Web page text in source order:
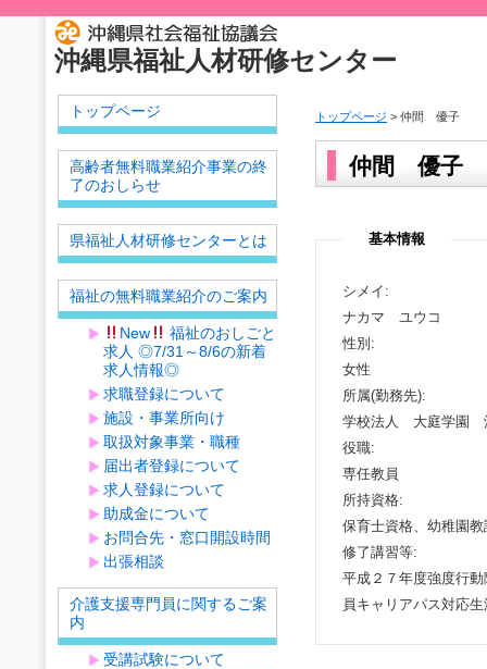
沖縄県福祉人材研修センター
トップページ > 仲間 優子
仲間 優子
基本情報
シメイ:
ナカマ ユウコ
性別:
女性
所属(勤務先):
学校法人 大庭学園
役職:
専任教員
所持資格:
保育士資格、幼稚園
修了講習等:
平成２７年度強度行
員キャリアパス対応
トップページ
高齢者無料職業紹介事業の終
了のおしらせ
県福祉人材研修センターとは
福祉の無料職業紹介のご案内
New
福祉のおしごと
求人 ◎7/31～8/6の新着
求人情報◎
求職登録について
施設・事業所向け
取扱対象事業・職種
届出者登録について
求人登録について
助成金について
お問合先・窓口開設時間
出張相談
介護支援専門員に関するご案
内
受講試験について